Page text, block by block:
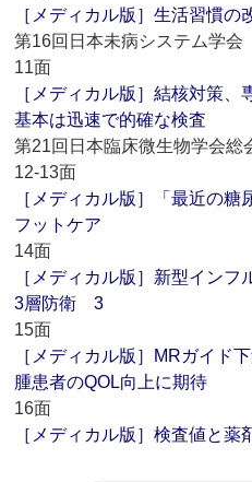
［メディカル版］生活習慣の
第16回日本未病システム学会
11面
［メディカル版］結核対策
基本は迅速で的確な検査
第21回日本臨床微生物学会総
12-13面
［メディカル版］「最近の糖
フットケア
14面
［メディカル版］新型イン
3層防衛 3
15面
［メディカル版］MRガイド
腫患者のQOL向上に期待
16面
［メディカル版］検査値と